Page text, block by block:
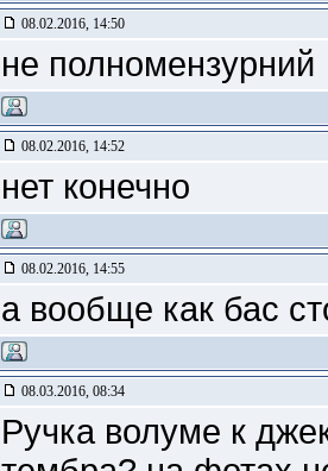
08.02.2016, 14:50
не полномензурний
08.02.2016, 14:52
нет конечно
08.02.2016, 14:55
а вообще как бас
08.03.2016, 08:34
Ручка волуме к